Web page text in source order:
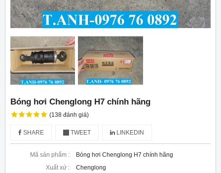
Bóng hơi Chenglong H7 chính hãng
(138 đánh giá)
SHARE TWEET LINKEDIN
Mã sản phẩm :
Bóng hơi Chenglong H7 chính hãng
Xuất xứ :
Chenglong